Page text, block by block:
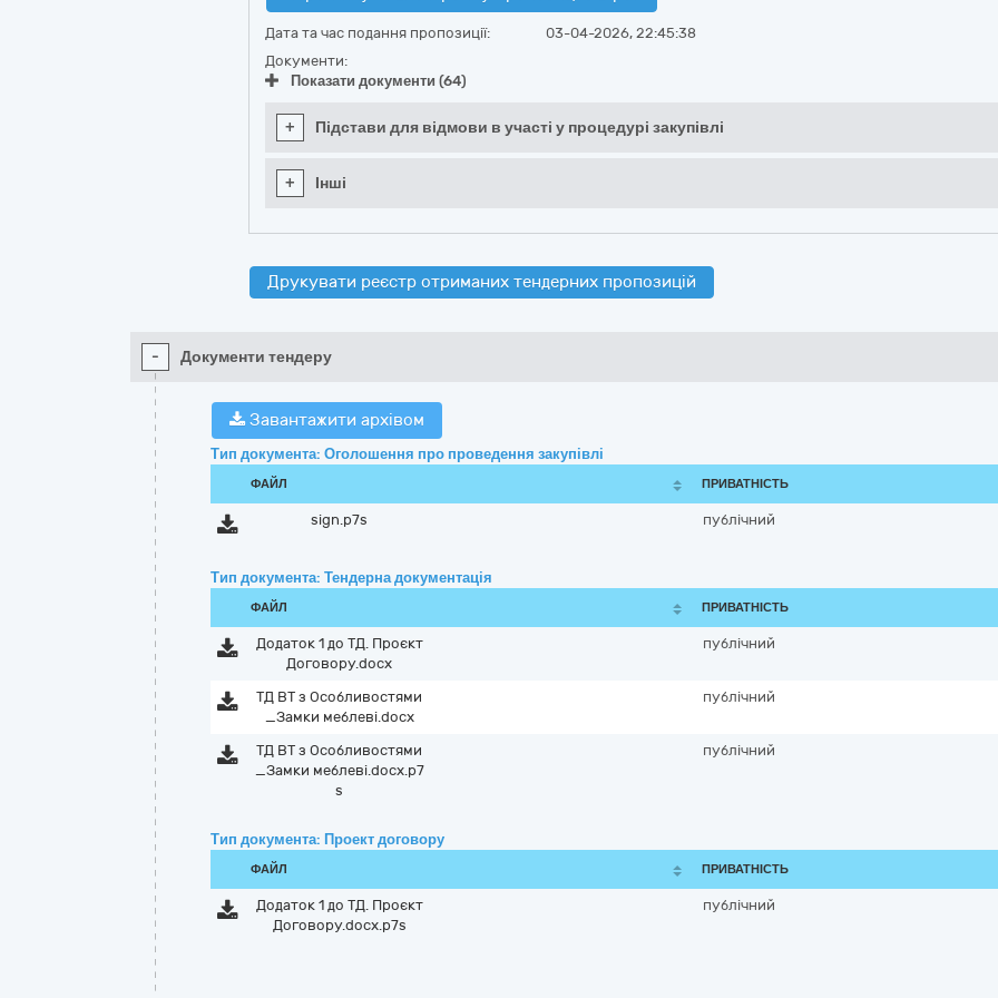
Дата та час подання пропозиції:
03-04-2026, 22:45:38
Документи:
Показати документи (64)
+ Підстави для відмови в участі у процедурі закупівлі
+ Інші
Друкувати реєстр отриманих тендерних пропозицій
- Документи тендеру
Завантажити архівом
Тип документа: Оголошення про проведення закупівлі
ФАЙЛ ПРИВАТНІСТЬ
sign.p7s публічний
Тип документа: Тендерна документація
ФАЙЛ ПРИВАТНІСТЬ
Додаток 1 до ТД. Проєкт
Договору.docx
публічний
ТД ВТ з Особливостями
_Замки меблеві.docx
публічний
ТД ВТ з Особливостями
_Замки меблеві.docx.p7
s
публічний
Тип документа: Проект договору
ФАЙЛ ПРИВАТНІСТЬ
Додаток 1 до ТД. Проєкт
Договору.docx.p7s
публічний